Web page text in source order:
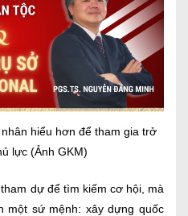
hiểu hơn để tham gia trở
lực (Ảnh GKM)
dự để tìm kiếm cơ hội, mà
một sứ mệnh: xây dựng quốc